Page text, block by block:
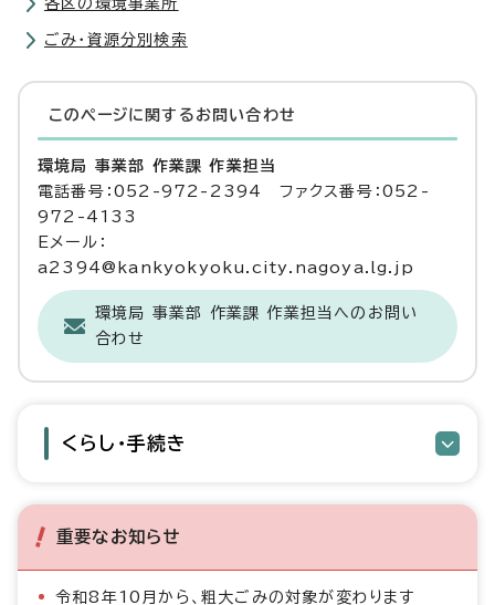
各区の環境事業所
ごみ・資源分別検索
このページに関する お問い合わせ
環境局 事業部 作業課 作業担当
電話番号：052-972-2394 ファクス番号：052-
972-4133
Eメール：
a2394@kankyokyoku.city.nagoya.lg.jp
環境局 事業部 作業課 作業担当へのお問い
合わせ
くらし・手続き
重要なお知らせ
令和8年10月から、粗大ごみの対象が変わります